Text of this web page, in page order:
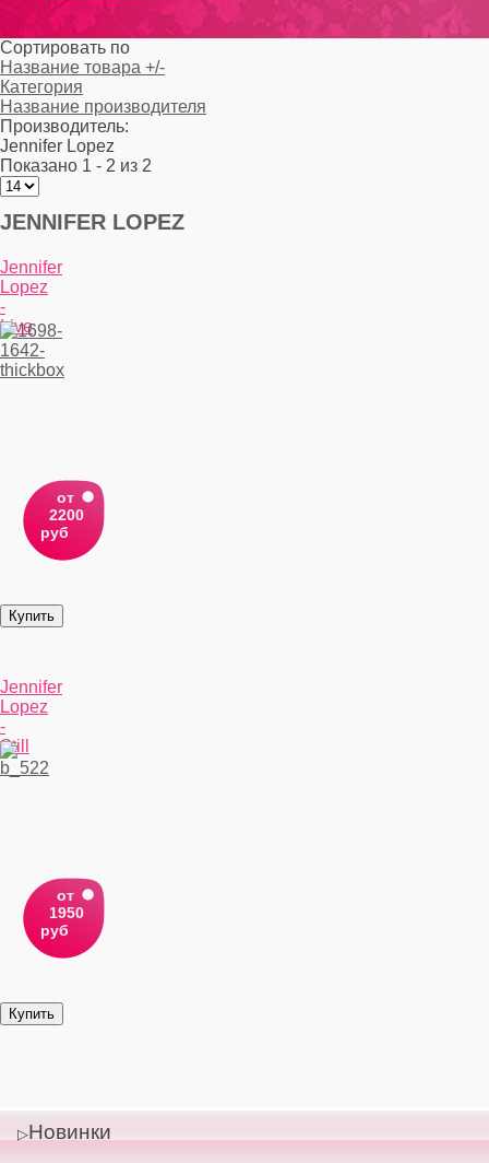
Сортировать по
Название товара +/-
Категория
Название производителя
Производитель:
Jennifer Lopez
Показано 1 - 2 из 2
JENNIFER LOPEZ
Jennifer
Lopez
-
Live
от
2200
руб
Jennifer
Lopez
-
Still
от
1950
руб
Новинки